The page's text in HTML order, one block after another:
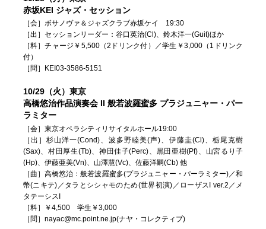
赤坂KEI ジャズ・セッション
［会］ボサノヴァ＆ジャズクラブ赤坂ケイ 19:30
［出］セッションリーダー：谷口英治(Cl)、鈴木洋一(Guit)ほか
［料］チャージ￥5,500（2ドリンク付）／学生￥3,000（1ドリンク
付）
［問］KEI03-3586-5151
10/29（火）東京
高橋悠治作品演奏会 II 般若波羅蜜多 プラジュニャー・パー
ラミター
［会］東京オペラシティリサイタルホール19:00
［出］杉山洋一(Cond)、波多野睦美(声)、伊藤圭(Cl)、栃尾克樹
(Sax)、村田厚生(Tb)、神田佳子(Perc)、黒田亜樹(Pf)、山宮るり子
(Hp)、伊藤亜美(Vn)、山澤慧(Vc)、佐藤洋嗣(Cb) 他
［曲］高橋悠治：般若波羅蜜多(プラジュニャー・パーラミター)／和
幣(ニキテ)／タラとシシャモのため(世界初演)／ローザスI ver.2／メ
タテーシスI
［料］￥4,500 学生￥3,000
［問］nayac@mc.point.ne.jp(ナヤ・コレクティブ)